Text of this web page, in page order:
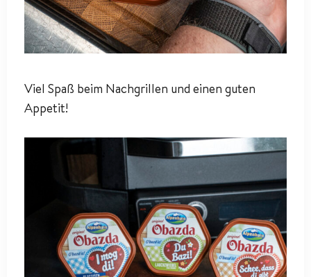
Viel Spaß beim Nachgrillen und einen guten
Appetit!